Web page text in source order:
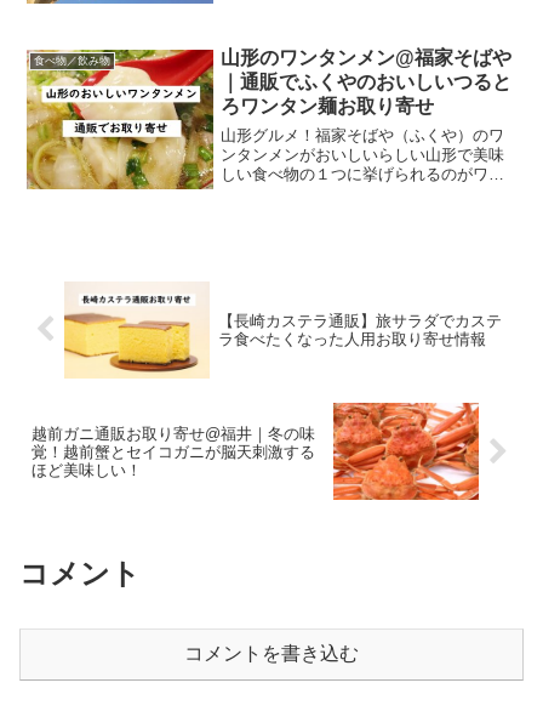
ても評判が良いので、機会があればぜひ
行ってみてほしい場所です。...
食べ物／飲み物
山形のワンタンメン@福家そばや
｜通販でふくやのおいしいつると
ろワンタン麺お取り寄せ
山形グルメ！福家そばや（ふくや）のワ
ンタンメンがおいしいらしい山形で美味
しい食べ物の１つに挙げられるのがワン
【長崎カステラ通販】旅サラダでカステ
ラ食べたくなった人用お取り寄せ情報
越前ガニ通販お取り寄せ@福井｜冬の味
覚！越前蟹とセイコガニが脳天刺激する
ほど美味しい！
コメント
コメントを書き込む